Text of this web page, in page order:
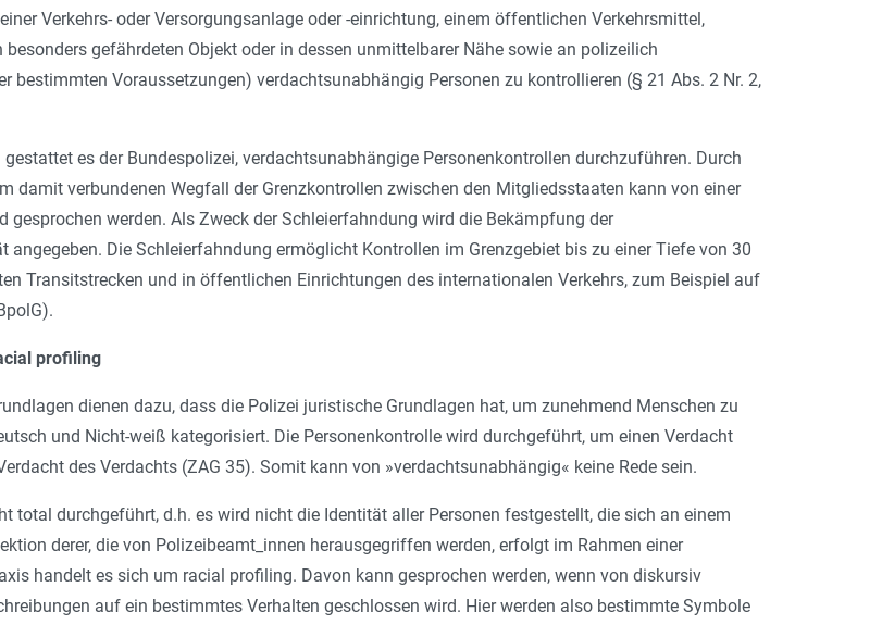
Verkehrs- oder Versorgungsanlage oder -einrichtung, einem öffentlichen Verkehrsmittel,
gefährdeten Objekt oder in dessen unmittelbarer Nähe sowie an polizeilich
bestimmten Voraussetzungen) verdachtsunabhängig Personen zu kontrollieren (§ 21 Abs. 2 Nr. 2,
es der Bundespolizei, verdachtsunabhängige Personenkontrollen durchzuführen. Durch
damit verbundenen Wegfall der Grenzkontrollen zwischen den Mitgliedsstaaten kann von einer
gesprochen werden. Als Zweck der Schleierfahndung wird die Bekämpfung der
angegeben. Die Schleierfahndung ermöglicht Kontrollen im Grenzgebiet bis zu einer Tiefe von 30
Transitstrecken und in öffentlichen Einrichtungen des internationalen Verkehrs, zum Beispiel auf
profiling
dienen dazu, dass die Polizei juristische Grundlagen hat, um zunehmend Menschen zu
und Nicht-weiß kategorisiert. Die Personenkontrolle wird durchgeführt, um einen Verdacht
des Verdachts (ZAG 35). Somit kann von »verdachtsunabhängig« keine Rede sein.
total durchgeführt, d.h. es wird nicht die Identität aller Personen festgestellt, die sich an einem
derer, die von Polizeibeamt_innen herausgegriffen werden, erfolgt im Rahmen einer
handelt es sich um racial profiling. Davon kann gesprochen werden, wenn von diskursiv
auf ein bestimmtes Verhalten geschlossen wird. Hier werden also bestimmte Symbole